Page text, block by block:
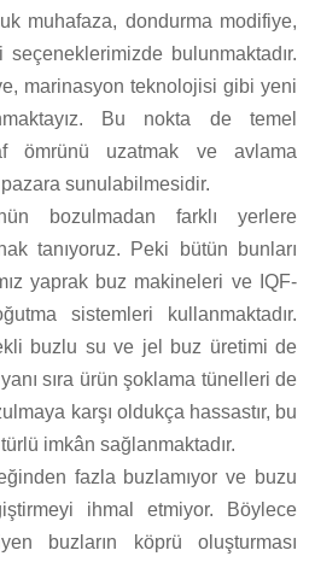
muhafaza, dondurma modifiye,
bulunmaktadır.
marinasyon teknolojisi gibi yeni
Bu nokta de temel
ömrünü uzatmak ve avlama
sunulabilmesidir.
bozulmadan farklı yerlere
tanıyoruz. Peki bütün bunları
yaprak buz makineleri ve IQF-
sistemleri kullanmaktadır.
buzlu su ve jel buz üretimi de
sıra ürün şoklama tünelleri de
karşı oldukça hassastır, bu
imkân sağlanmaktadır.
fazla buzlamıyor ve buzu
ihmal etmiyor. Böylece
buzların köprü oluşturması